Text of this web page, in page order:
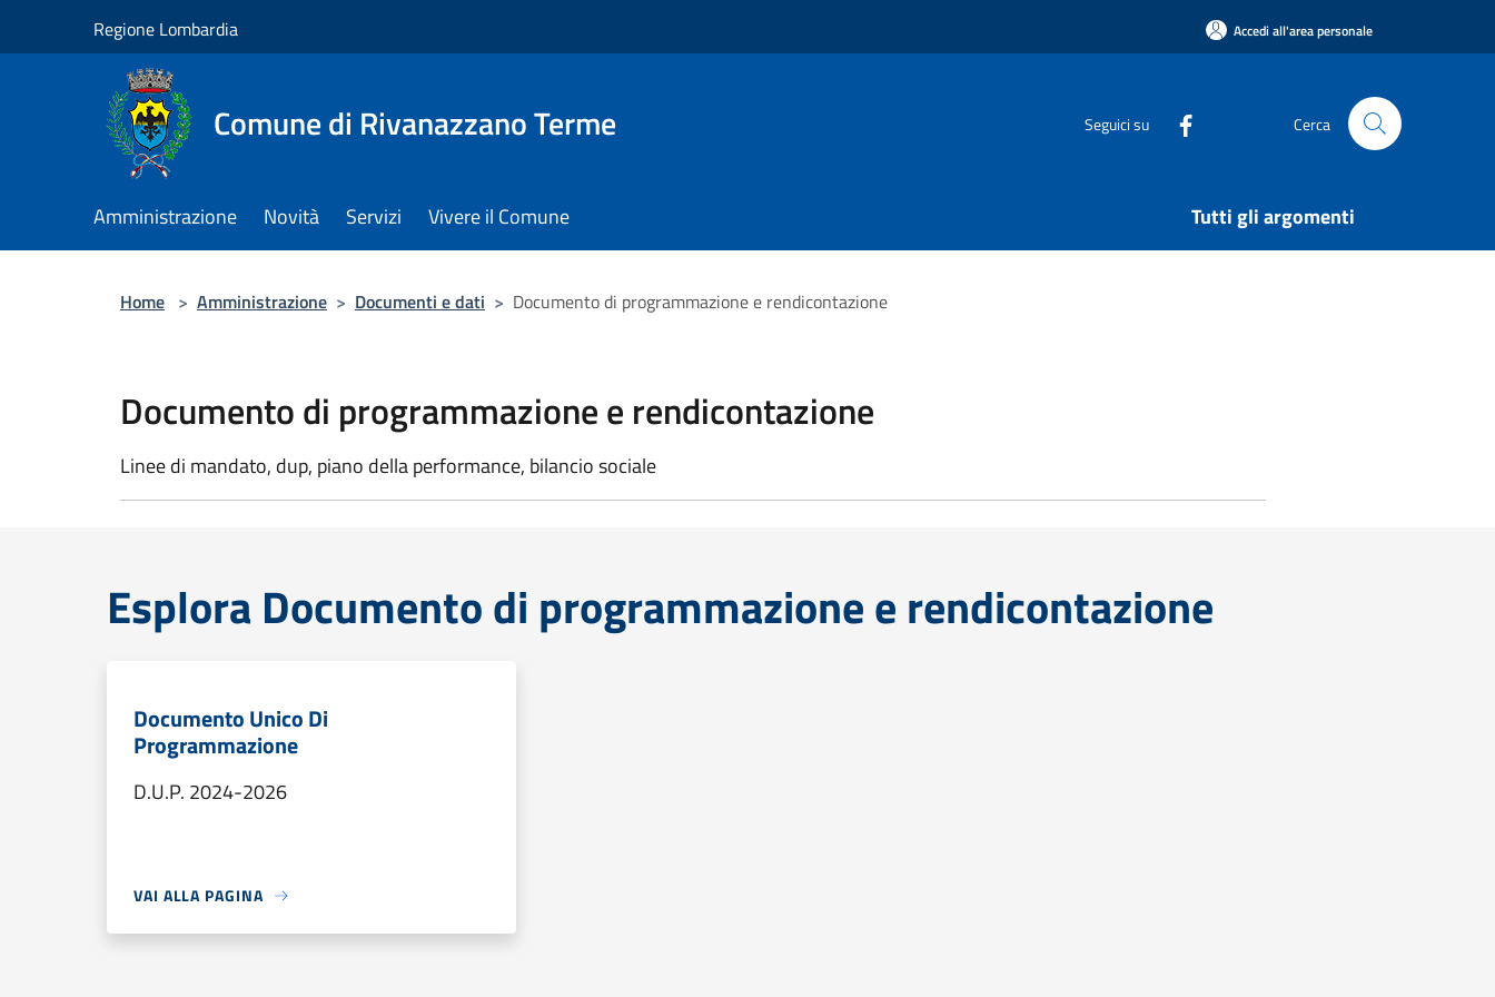
Regione Lombardia Accedi all'area personale
Comune di Rivanazzano Terme Seguici su Cerca
Amministrazione Novità Servizi Vivere il Comune Tutti gli argomenti
Home > Amministrazione > Documenti e dati > Documento di programmazione e rendicontazione
Documento di programmazione e rendicontazione
Linee di mandato, dup, piano della performance, bilancio sociale
Esplora Documento di programmazione e rendicontazione
Documento Unico Di
Programmazione
D.U.P. 2024-2026
VAI ALLA PAGINA